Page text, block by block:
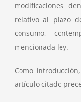
modificaciones
relativo al plazo
consumo,
mencionada ley.
Como
artículo citado